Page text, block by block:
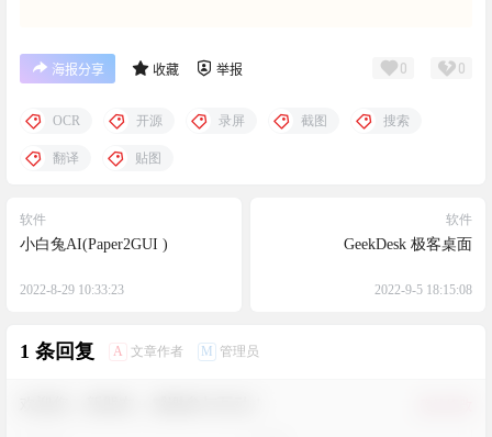
海报分享 收藏 举报 0 0
OCR 开源 录屏 截图 搜索
翻译 贴图
软件
小白兔AI(Paper2GUI )
2022-8-29 10:33:23
软件
GeekDesk 极客桌面
2022-9-5 18:15:08
1 条回复 A 文章作者 M 管理员